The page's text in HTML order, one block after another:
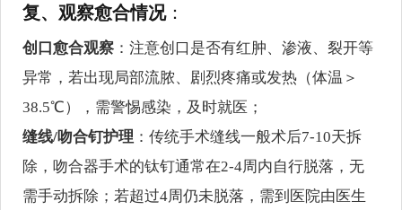
复、观察愈合情况：
创口愈合观察 ：注意创口是否有红肿、渗液、裂开等
异常，若出现局部流脓、剧烈疼痛或发热（体温＞
38.5℃），需警惕感染，及时就医；
缝线/吻合钉护理 ：传统手术缝线一般术后7-10天拆
除，吻合器手术的钛钉通常在2-4周内自行脱落，无
需手动拆除；若超过4周仍未脱落，需到医院由医生